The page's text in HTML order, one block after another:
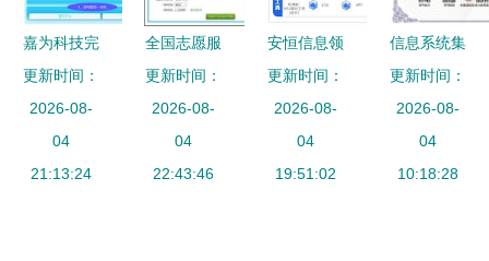
嘉为科技完
成超2亿元
C轮融资 从
IT运维服务
商向产品研
更新时间：
2026-08-
04
21:13:24
全国志愿服
务信息系统
一站式平
台，赋能志
愿服务新生
更新时间：
2026-08-
04
22:43:46
安恒信息领
跑中国公有
云托管安全
服务市场，
深化信息系
更新时间：
2026-08-
04
19:51:02
信息系统集
成服务企业
一级 定
义、价值与
获取指南
更新时间：
2026-08-
04
10:18:28